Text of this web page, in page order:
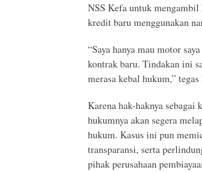
NSS Kefa untuk
kredit baru menggunakan
“Saya hanya mau motor
kontrak baru. Tindakan ini
merasa kebal hukum,”
Karena hak-haknya
hukumnya akan segera
hukum. Kasus ini pun
transparansi, serta
pihak perusahaan